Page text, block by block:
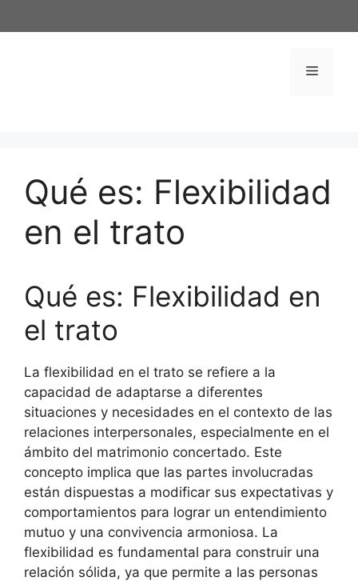
al
Menú
Qué es: Flexibilidad
en el trato
Qué es: Flexibilidad en
el trato
La flexibilidad en el trato se refiere a la
capacidad de adaptarse a diferentes
situaciones y necesidades en el contexto de las
relaciones interpersonales, especialmente en el
ámbito del matrimonio concertado. Este
concepto implica que las partes involucradas
están dispuestas a modificar sus expectativas y
comportamientos para lograr un entendimiento
mutuo y una convivencia armoniosa. La
flexibilidad es fundamental para construir una
relación sólida, ya que permite a las personas